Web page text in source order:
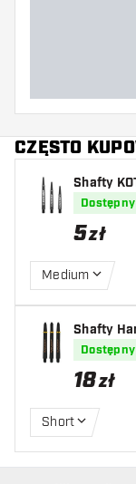
CZĘSTO
Shafty
Dostępny
5zł
Medium
Shafty
ldDostępny
18zł
Short